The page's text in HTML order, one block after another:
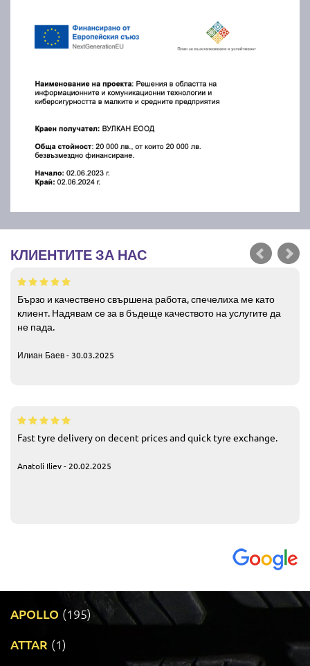
КЛИЕНТИТЕ ЗА НАС
Бързо и качествено свършена работа, спечелиха ме като
клиент. Надявам се за в бъдеще качеството на услугите да
не пада.
Илиан Баев - 30.03.2025
Fast tyre delivery on decent prices and quick tyre exchange.
Anatoli Iliev - 20.02.2025
APOLLO (195)
ATTAR (1)